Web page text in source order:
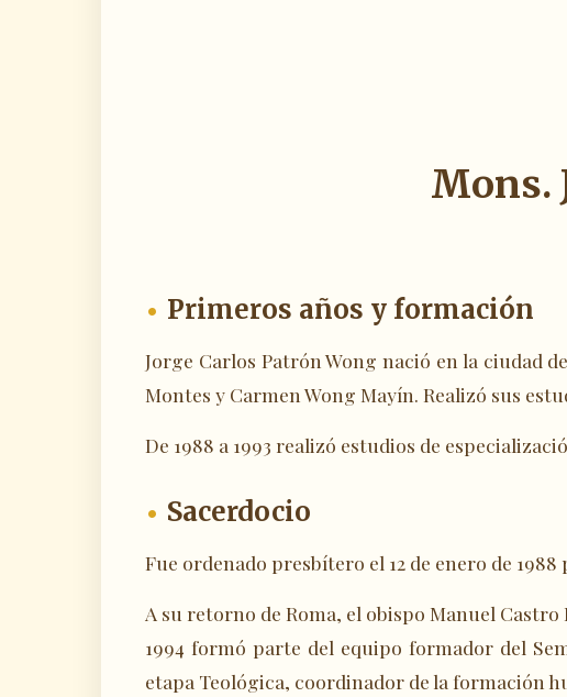
Mons.
Primeros años y formación
Jorge Carlos Patrón Wong nació en la ciudad
Montes y Carmen Wong Mayín. Realizó sus
De 1988 a 1993 realizó estudios de
Sacerdocio
Fue ordenado presbítero el 12 de enero de
A su retorno de Roma, el obispo Manuel
1994 formó parte del equipo formador del
etapa Teológica, coordinador de la formación